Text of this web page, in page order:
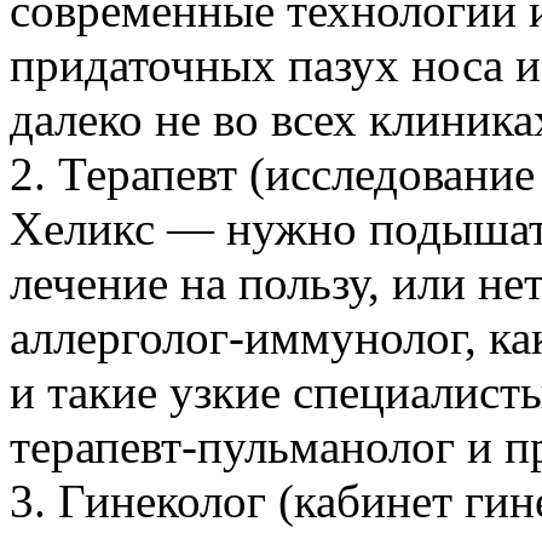
придаточных пазух носа
далеко не во всех
2. Терапевт
Хеликс — нужно
лечение на пользу, или
аллерголог-иммунолог,
и такие узкие
терапевт-пульманолог и
3. Гинеколог (кабинет